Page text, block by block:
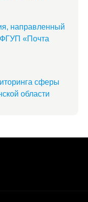
направленный
ФГУП «Почта
сферы
области